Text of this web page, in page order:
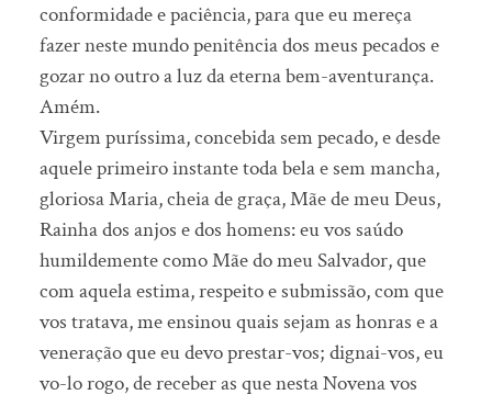
conformidade e paciência, para que eu mereça
fazer neste mundo penitência dos meus pecados e
gozar no outro a luz da eterna bem-aventurança.
Amém.
Virgem puríssima, concebida sem pecado, e desde
aquele primeiro instante toda bela e sem mancha,
gloriosa Maria, cheia de graça, Mãe de meu Deus,
Rainha dos anjos e dos homens: eu vos saúdo
humildemente como Mãe do meu Salvador, que
com aquela estima, respeito e submissão, com que
vos tratava, me ensinou quais sejam as honras e a
veneração que eu devo prestar-vos; dignai-vos, eu
vo-lo rogo, de receber as que nesta Novena vos